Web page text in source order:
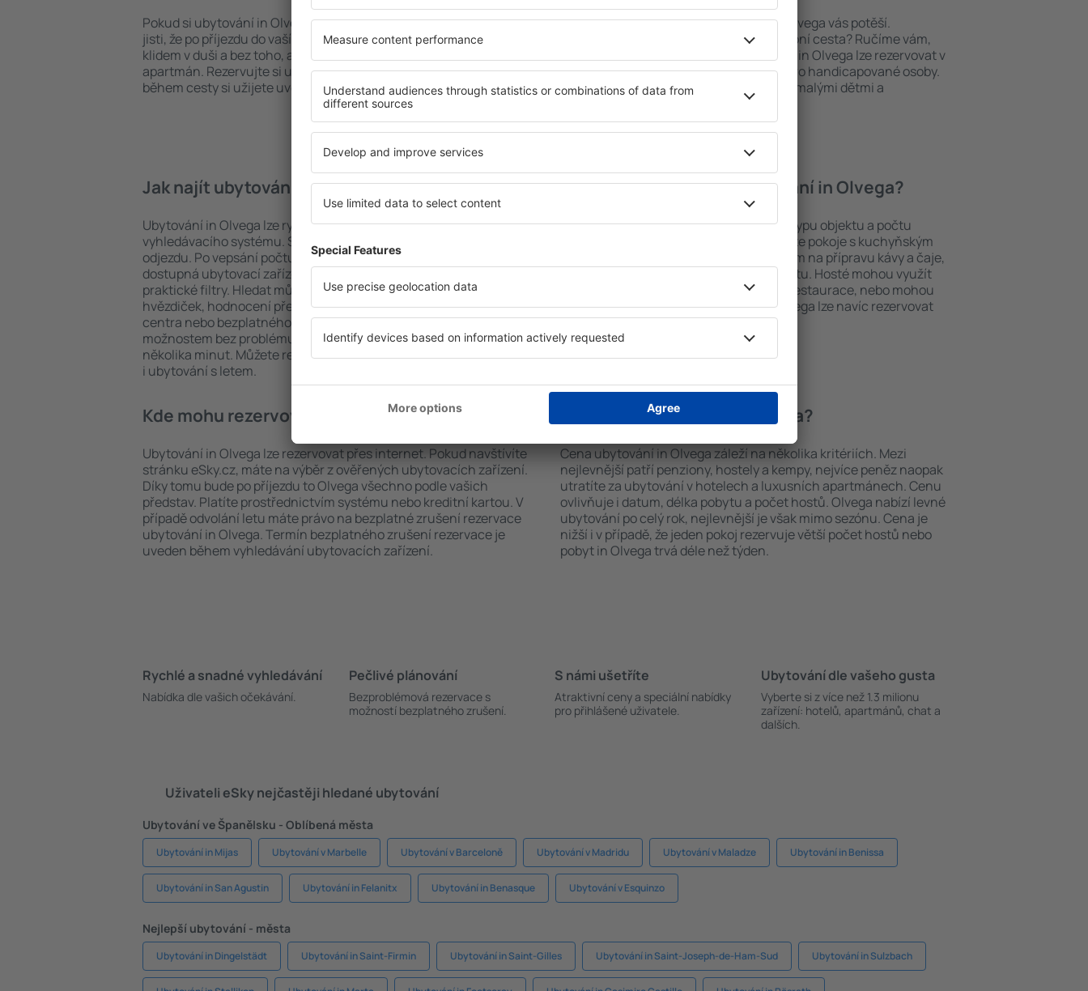
Pokud si ubytování in Olvega zarezervujete včas, můžete si být
jisti, že po příjezdu do vaší destinace si budete moci odpočinout s
klidem v duši a bez toho, abyste museli hledat hotel nebo
apartmán. Rezervujte si ubytování před odjezdem to Olvega a
během cesty si užijete uvolněnou atmosféru.
Pokud toužíte po luxusním ubytování, Olvega vás potěší.
Dokonalá dovolená nebo úspěšná služební cesta? Ručíme vám,
že budete nadmíru spokojeni. Ubytování in Olvega lze rezervovat v
zařízeních s bezbariérovým přístupem pro handicapované osoby.
Na své si přijdou i rodiny s batolaty nebo malými dětmi a
návštěvníci, kteří cestují se zvířaty.
Jak najít ubytování in Olvega?
Ubytování in Olvega lze rychle najít prostřednictvím našeho
vyhledávacího systému. Stačí uvést cíl cesty a termín příjezdu a
odjezdu. Po vepsání počtu cestujících systém rychle najde
dostupná ubytovací zařízení in Olvega. Výběr ubytování usnadní i
praktické filtry. Hledat můžete podle typu zařízení, počtu
hvězdiček, hodnocení předchozích návštěvníků, vzdálenosti od
centra nebo bezplatného zrušení rezervace. Díky těmto
možnostem bez problému najdete ubytování in Olvega v průběhu
několika minut. Můžete rezervovat pouze ubytovací zařízení nebo
i ubytování s letem.
Jaké vybavení nabízí ubytování in Olvega?
Vybavení ubytování in Olvega záleží na typu objektu a počtu
hvězdiček. V dostupných místech najdete pokoje s kuchyňským
koutem, balkonem, klimatizací, přístrojem na přípravu kávy a čaje,
sadou ručníků nebo přístupem k internetu. Hosté mohou využít
bezplatné parkování, objednat si jídla z restaurace, nebo mohou
zvolit hotel s bazénem. Ubytování in Olvega lze navíc rezervovat
se službou přepravy z nebo na letiště.
Kde mohu rezervovat ubytování in Olvega?
Ubytování in Olvega lze rezervovat přes internet. Pokud navštívíte
stránku eSky.cz, máte na výběr z ověřených ubytovacích zařízení.
Díky tomu bude po příjezdu to Olvega všechno podle vašich
představ. Platíte prostřednictvím systému nebo kreditní kartou. V
případě odvolání letu máte právo na bezplatné zrušení rezervace
ubytování in Olvega. Termín bezplatného zrušení rezervace je
uveden během vyhledávání ubytovacích zařízení.
Kolik stojí ubytování in Olvega?
Cena ubytování in Olvega záleží na několika kritériích. Mezi
nejlevnější patří penziony, hostely a kempy, nejvíce peněz naopak
utratíte za ubytování v hotelech a luxusních apartmánech. Cenu
ovlivňuje i datum, délka pobytu a počet hostů. Olvega nabízí levné
ubytování po celý rok, nejlevnější je však mimo sezónu. Cena je
nižší i v případě, že jeden pokoj rezervuje větší počet hostů nebo
pobyt in Olvega trvá déle než týden.
Rychlé a snadné vyhledávání
Nabídka dle vašich očekávání.
Pečlivé plánování
Bezproblémová rezervace s
možností bezplatného zrušení.
S námi ušetříte
Atraktivní ceny a speciální nabídky
pro přihlášené uživatele.
Ubytování dle vašeho gusta
Vyberte si z více než 1.3 milionu
zařízení: hotelů, apartmánů, chat a
dalších.
Uživateli eSky nejčastěji hledané ubytování
Ubytování ve Španělsku - Oblíbená města
Ubytování in Mijas Ubytování v Marbelle Ubytování v Barceloně Ubytování v Madridu Ubytování v Maladze Ubytování in Benissa
Ubytování in San Agustin Ubytování in Felanitx Ubytování in Benasque Ubytování v Esquinzo
Nejlepší ubytování - města
Ubytování in Dingelstädt Ubytování in Saint-Firmin Ubytování in Saint-Gilles Ubytování in Saint-Joseph-de-Ham-Sud Ubytování in Sulzbach